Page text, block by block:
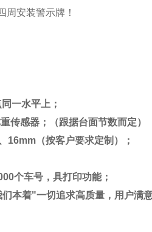
周安装警示牌！
一水平上；
传感器；（跟据台面节数而定）
16mm （按客户要求定制）；
个车号，具打印功能；
们本着"一切追求高质量，用户满